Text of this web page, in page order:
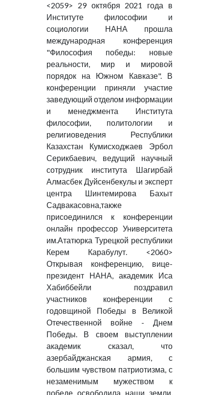
<2059> 29 октября 2021 года в
Институте философии и
социологии НАНА прошла
международная конференция
"Философия победы: новые
реальности, мир и мировой
порядок на Южном Кавказе". В
конференции приняли участие
заведующий отделом информации
и менеджмента Института
философии, политологии и
религиоведения Республики
Казахстан Кумисходжаев Эрбол
Серикбаевич, ведущий научный
сотрудник института Шагирбай
Алмасбек Дуйсенбекулы и эксперт
центра Шинтемирова Бахыт
Садвакасовна,также
присоединился к конференции
онлайн профессор Университета
им.Ататюрка Турецкой республики
Керем Карабулут. <2060>
Открывая конференцию, вице-
президент НАНА, академик Иса
Хабиббейли поздравил
участников конференции с
годовщиной Победы в Великой
Отечественной войне - Днем
Победы. В своем выступлении
академик сказал, что
азербайджанская армия, с
большим чувством патриотизма, с
незаменимым мужеством к
победе освободила наши земли,